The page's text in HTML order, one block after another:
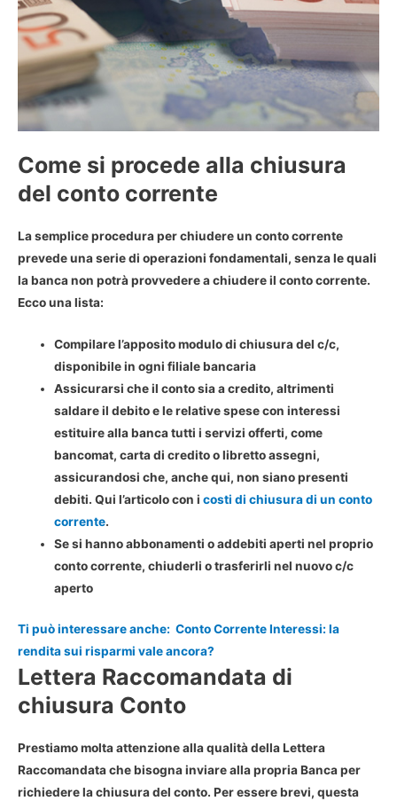
Come si procede alla chiusura
del conto corrente
La semplice procedura perchiudere un conto corrente
prevede una serie di operazioni fondamentali, senza le quali
la banca non potrà provvedere a chiudere il conto corrente.
Ecco una lista:
Compilare l’appositomodulo di chiusuradel c/c,
disponibile in ogni filiale bancaria
Assicurarsi che il conto sia a credito, altrimenti
saldare il debito e le relative spese con interessi
estituire alla banca tutti i servizi offerti, come
bancomat, carta di credito o libretto assegni,
assicurandosi che, anche qui, non siano presenti
debiti. Qui l’articolo con icosti di chiusura di un conto
corrente.
Se si hanno abbonamenti o addebiti aperti nel proprio
conto corrente, chiuderli o trasferirli nel nuovo c/c
aperto
Ti può interessare anche: Conto Corrente Interessi: la
rendita sui risparmi vale ancora?
Lettera Raccomandata di
chiusura Conto
Prestiamo molta attenzione alla qualità dellaLettera
Raccomandata che bisogna inviare alla propria Banca per
richiedere la chiusura del conto. Per essere brevi, questa